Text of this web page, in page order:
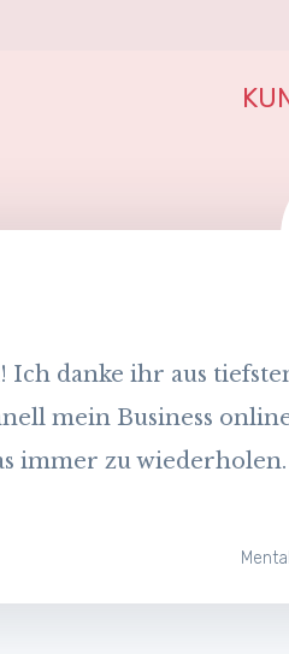
Ich danke ihr aus
mein Business
immer zu